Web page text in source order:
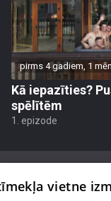
pirms 4 gadiem, 1
Kā iepazīties?
spēlītēm
1. epizode
vietne